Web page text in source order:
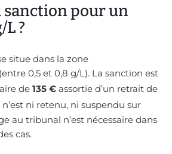
sanction pour un
L ?
situe dans la zone
0,5 et 0,8 g/L). La sanction est
de 135 € assortie d’un retrait de
ni retenu, ni suspendu sur
au tribunal n’est nécessaire dans
cas.